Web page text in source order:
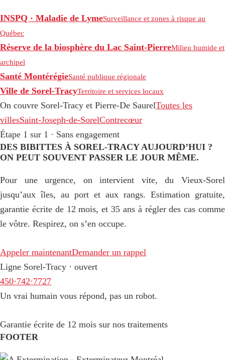
INSPQ · Maladie de LymeSurveillance et zones à risque au
Québec
Réserve de la biosphère du Lac Saint-PierreMilieu humide et
archipel
Santé MontérégieSanté publique régionale
Ville de Sorel-TracyTerritoire et services locaux
On couvre Sorel-Tracy et Pierre-De SaurelToutes les
villesSaint-Joseph-de-SorelContrecœur
Étape 1 sur 1 · Sans engagement
DES BIBITTES À SOREL-TRACY AUJOURD’HUI ?
ON PEUT SOUVENT PASSER LE JOUR MÊME.
Pour une urgence, on intervient vite, du Vieux-Sorel
jusqu’aux îles, au port et aux rangs. Estimation gratuite,
garantie écrite de 12 mois, et 35 ans à régler des cas comme
le vôtre. Respirez, on s’en occupe.
Appeler maintenantDemander un rappel
Ligne Sorel-Tracy · ouvert
450·742·7727
Un vrai humain vous répond, pas un robot.
Garantie écrite de 12 mois sur nos traitements
FOOTER